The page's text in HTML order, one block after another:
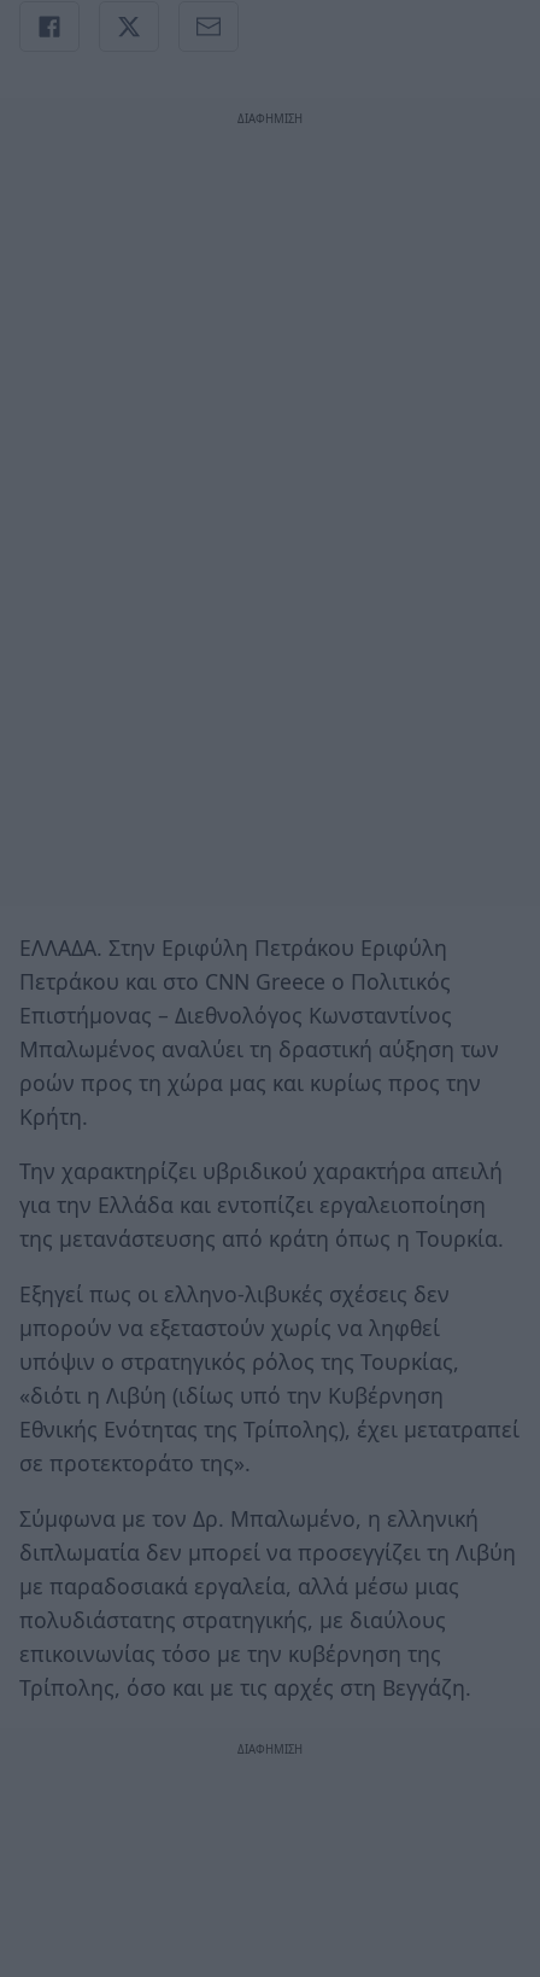
ΕΛΛΑΔΑ. Στην Εριφύλη Πετράκου Εριφύλη
Πετράκου και στο CNN Greece ο Πολιτικός
Επιστήμονας – Διεθνολόγος Κωνσταντίνος
Μπαλωμένος αναλύει τη δραστική αύξηση των
ροών προς τη χώρα μας και κυρίως προς την
Κρήτη.
Την χαρακτηρίζει υβριδικού χαρακτήρα απειλή
για την Ελλάδα και εντοπίζει εργαλειοποίηση
της μετανάστευσης από κράτη όπως η Τουρκία.
Εξηγεί πως οι ελληνο-λιβυκές σχέσεις δεν
μπορούν να εξεταστούν χωρίς να ληφθεί
υπόψιν ο στρατηγικός ρόλος της Τουρκίας,
«διότι η Λιβύη (ιδίως υπό την Κυβέρνηση
Εθνικής Ενότητας της Τρίπολης), έχει μετατραπεί
σε προτεκτοράτο της».
Σύμφωνα με τον Δρ. Μπαλωμένο, η ελληνική
διπλωματία δεν μπορεί να προσεγγίζει τη Λιβύη
με παραδοσιακά εργαλεία, αλλά μέσω μιας
πολυδιάστατης στρατηγικής, με διαύλους
επικοινωνίας τόσο με την κυβέρνηση της
Τρίπολης, όσο και με τις αρχές στη Βεγγάζη.